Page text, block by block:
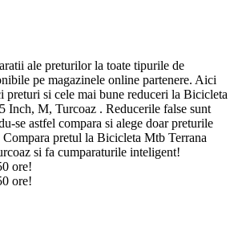
ale preturilor la toate tipurile de
pe magazinele online partenere. Aici
preturi si cele mai bune reduceri la Bicicleta
Inch, M, Turcoaz . Reducerile false sunt
se astfel compara si alege doar preturile
Compara pretul la Bicicleta Mtb Terrana
si fa cumparaturile inteligent!
ore!
ore!